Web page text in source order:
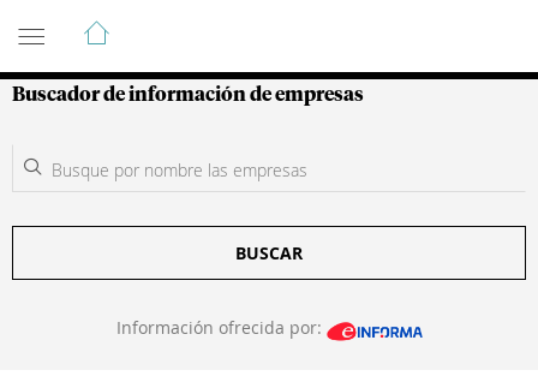
Guía de Empresas Colombianas
Buscador de información de empresas
BUSCAR
Información ofrecida por: